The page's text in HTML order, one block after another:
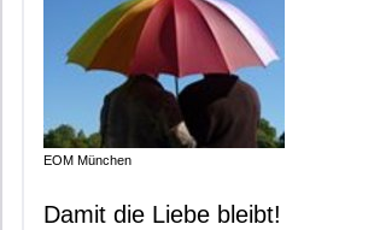
EOM München
Damit die Liebe bleibt!